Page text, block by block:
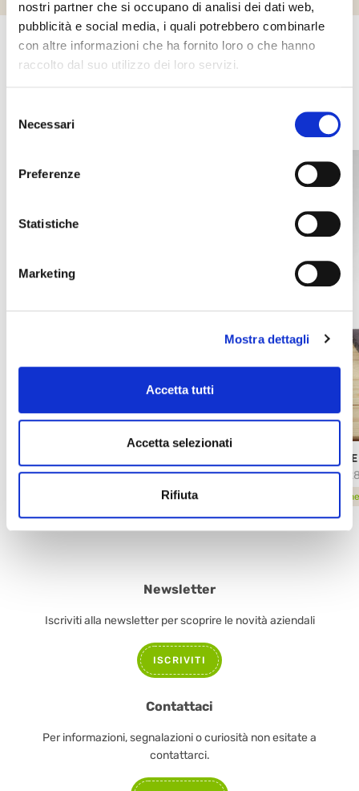
nostri partner che si occupano di analisi dei dati web,
pubblicità e social media, i quali potrebbero combinarle
con altre informazioni che ha fornito loro o che hanno
raccolto dal suo utilizzo dei loro servizi.
delNecessari
Preferenze
Statistiche
Marketing
Mostra dettagli
Accetta tutti
Accetta selezionati
Rifiuta
Altri prodotti che potrebbero
54528
Newsletter
Iscriviti alla newsletter per scoprire le novità aziendali
ISCRIVITI
Contattaci
Per informazioni, segnalazioni o curiosità non esitate a
contattarci.